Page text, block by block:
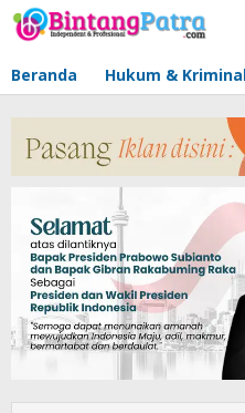
Lewati
ke
Beranda Hukum &